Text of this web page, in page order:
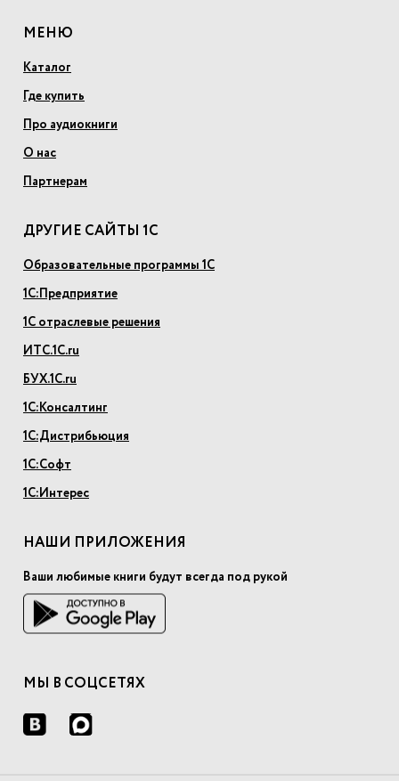
МЕНЮ
Каталог
Где купить
Про аудиокниги
О нас
Партнерам
ДРУГИЕ САЙТЫ 1С
Образовательные программы 1С
1С:Предприятие
1С отраслевые решения
ИТС.1С.ru
БУХ.1С.ru
1С:Консалтинг
1С:Дистрибьюция
1С:Софт
1С:Интерес
НАШИ ПРИЛОЖЕНИЯ
Ваши любимые книги будут всегда под рукой
МЫ В СОЦСЕТЯХ